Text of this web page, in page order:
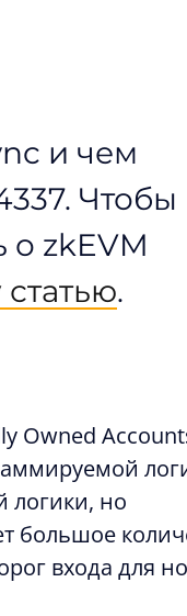
и чем
Чтобы
о zkEVM
статью.
Owned
логики, но
большое
входа для